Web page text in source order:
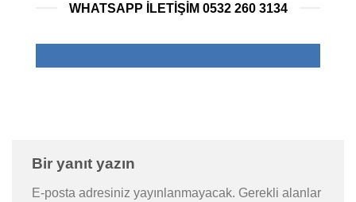
WHATSAPP ILETIŞIM 0532 260 3134
Bir yanıt yazın
E-posta adresiniz yayınlanmayacak. Gerekli alanlar